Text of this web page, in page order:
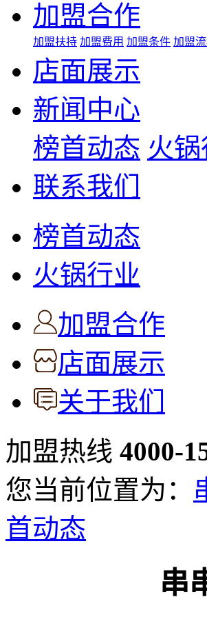
加盟合作
加盟扶持 加盟费用 加盟条件 加盟
店面展示
新闻中心
榜首动态 火
联系我们
榜首动态
火锅行业
加盟合作
店面展示
关于我们
加盟热线 4000-
您当前位置为：
首动态
串